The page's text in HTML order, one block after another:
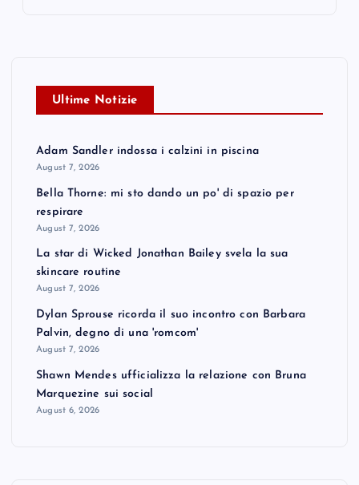
Ultime Notizie
Adam Sandler indossa i calzini in piscina
August 7, 2026
Bella Thorne: mi sto dando un po' di spazio per
respirare
August 7, 2026
La star di Wicked Jonathan Bailey svela la sua
skincare routine
August 7, 2026
Dylan Sprouse ricorda il suo incontro con Barbara
Palvin, degno di una 'romcom'
August 7, 2026
Shawn Mendes ufficializza la relazione con Bruna
Marquezine sui social
August 6, 2026